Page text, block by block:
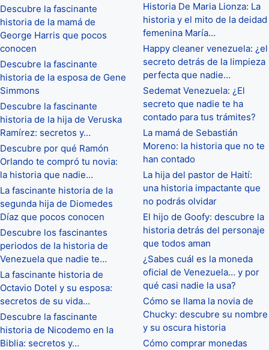
Descubre la fascinante
historia de la mamá de
George Harris que pocos
conocen
Descubre la fascinante
historia de la esposa de Gene
Simmons
Descubre la fascinante
historia de la hija de Veruska
Ramírez: secretos y…
Descubre por qué Ramón
Orlando te compró tu novia:
la historia que nadie…
La fascinante historia de la
segunda hija de Diomedes
Díaz que pocos conocen
Descubre los fascinantes
periodos de la historia de
Venezuela que nadie te…
La fascinante historia de
Octavio Dotel y su esposa:
secretos de su vida…
Descubre la fascinante
historia de Nicodemo en la
Biblia: secretos y…
Historia De Maria Lionza: La
historia y el mito de la deidad
femenina María…
Happy cleaner venezuela: ¿el
secreto detrás de la limpieza
perfecta que nadie…
Sedemat Venezuela: ¿El
secreto que nadie te ha
contado para tus trámites?
La mamá de Sebastián
Moreno: la historia que no te
han contado
La hija del pastor de Haití:
una historia impactante que
no podrás olvidar
El hijo de Goofy: descubre la
historia detrás del personaje
que todos aman
¿Sabes cuál es la moneda
oficial de Venezuela… y por
qué casi nadie la usa?
Cómo se llama la novia de
Chucky: descubre su nombre
y su oscura historia
Cómo comprar monedas